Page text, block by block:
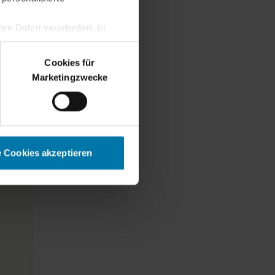
Daten verarbeiten. In
Cookies für
Marketingzwecke
Cookies akzeptieren